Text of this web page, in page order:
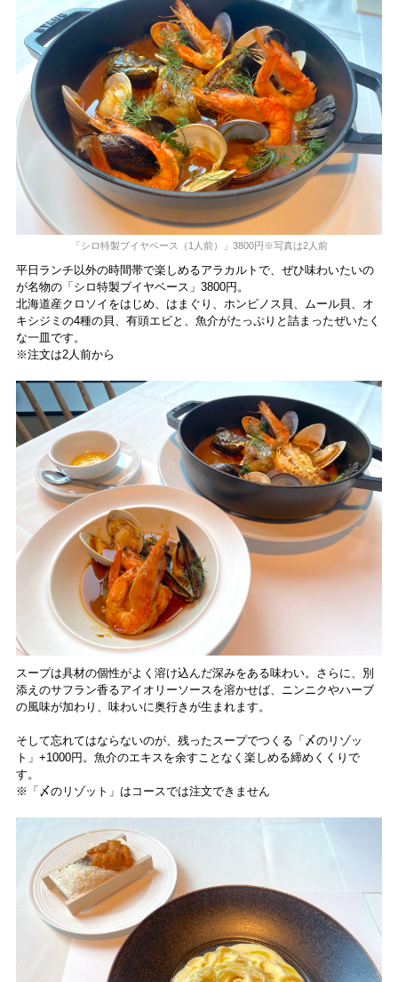
「シロ特製ブイヤベース（1人前）」3800円※写真は2人前
平日ランチ以外の時間帯で楽しめるアラカルトで、ぜひ味わいたいの
が名物の「シロ特製ブイヤベース」3800円。
北海道産クロソイをはじめ、はまぐり、ホンビノス貝、ムール貝、オ
キシジミの4種の貝、有頭エビと、魚介がたっぷりと詰まったぜいたく
な一皿です。
※注文は2人前から
スープは具材の個性がよく溶け込んだ深みをある味わい。さらに、別
添えのサフラン香るアイオリーソースを溶かせば、ニンニクやハーブ
の風味が加わり、味わいに奥行きが生まれます。
そして忘れてはならないのが、残ったスープでつくる「〆のリゾッ
ト」+1000円。魚介のエキスを余すことなく楽しめる締めくくりで
す。
※「〆のリゾット」はコースでは注文できません